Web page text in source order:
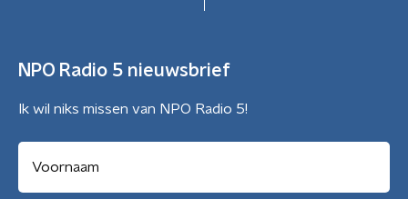
NPO Radio 5 nieuwsbrief
Ik wil niks missen van NPO Radio 5!